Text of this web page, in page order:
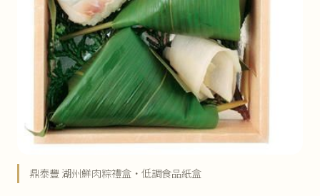
鼎泰豐 湖州鮮肉粽禮盒・低調食品紙盒